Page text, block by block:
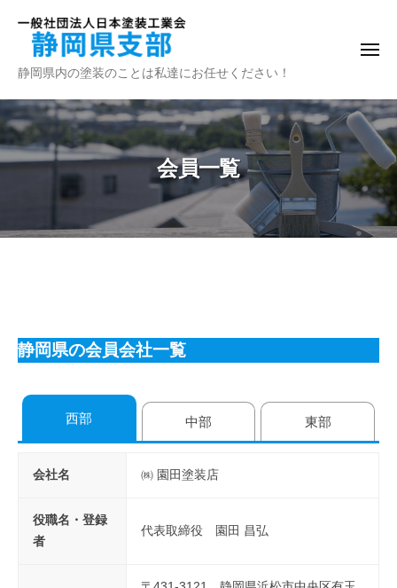
ツ
へ
ス
一
般
社
団
業
岡
県
部
静岡県内の塗装のことは私達にお任せください！
メ
会員一覧
員
一
覧
静岡県の会員会社一覧
西部 中部 東部
会社名 ㈱ 園田塗装店
役職名・登録
者
代表取締役 園田 昌弘
般
団
人
日
本
業
県
支